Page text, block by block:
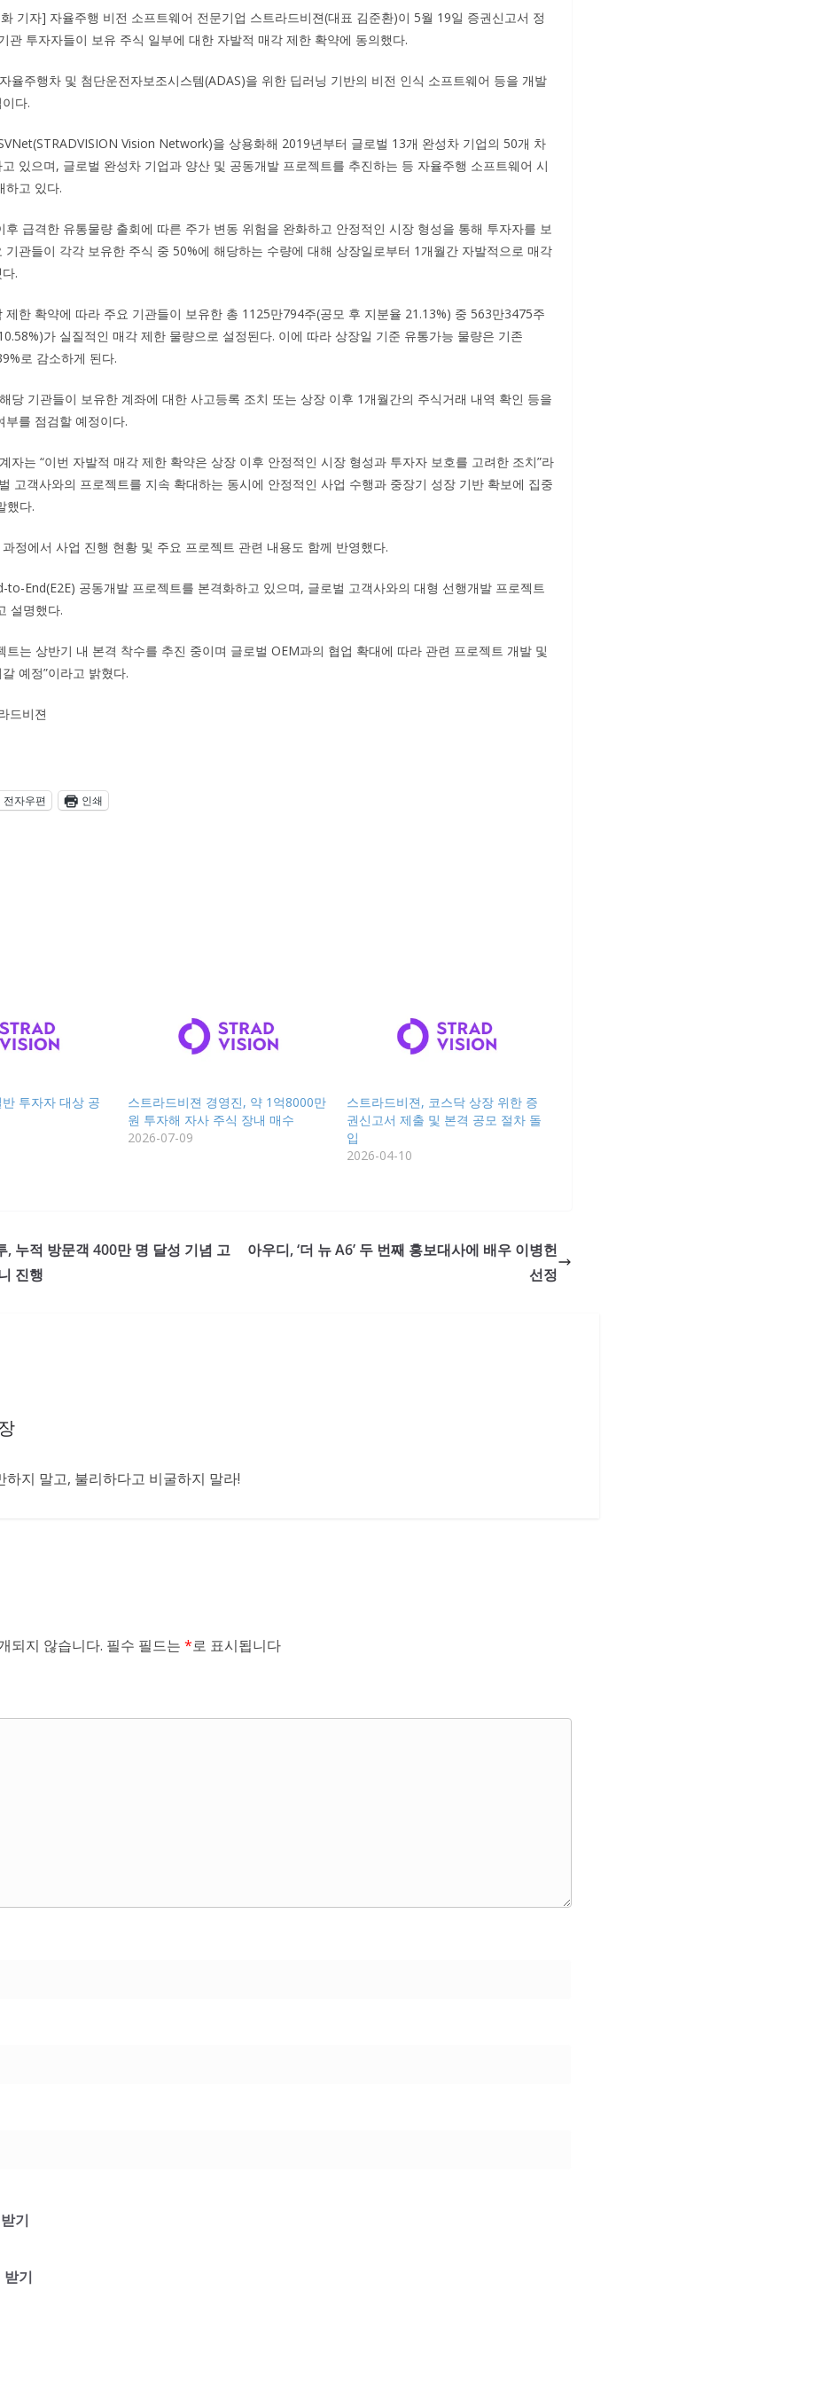
기자] 자율주행 비전 소프트웨어 전문기업 스트라드비젼(대표 김준환)이 5월 19일 증권신고서 정
관 투자자들이 보유 주식 일부에 대한 자발적 매각 제한 확약에 동의했다.
율주행차 및 첨단운전자보조시스템(ADAS)을 위한 딥러닝 기반의 비전 인식 소프트웨어 등을 개발
다.
Vision Network)을 상용화해 2019년부터 글로벌 13개 완성차 기업의 50개 차
있으며, 글로벌 완성차 기업과 양산 및 공동개발 프로젝트를 추진하는 등 자율주행 소프트웨어 시
하고 있다.
후 급격한 유통물량 출회에 따른 주가 변동 위험을 완화하고 안정적인 시장 형성을 통해 투자자를 보
기관들이 각각 보유한 주식 중 50%에 해당하는 수량에 대해 상장일로부터 1개월간 자발적으로 매각
.
제한 확약에 따라 주요 기관들이 보유한 총 1125만794주(공모 후 지분율 21.13%) 중 563만3475주
가 실질적인 매각 제한 물량으로 설정된다. 이에 따라 상장일 기준 유통가능 물량은 기존
로 감소하게 된다.
당 기관들이 보유한 계좌에 대한 사고등록 조치 또는 상장 이후 1개월간의 주식거래 내역 확인 등을
부를 점검할 예정이다.
자는 “이번 자발적 매각 제한 확약은 상장 이후 안정적인 시장 형성과 투자자 보호를 고려한 조치”라
고객사와의 프로젝트를 지속 확대하는 동시에 안정적인 사업 수행과 중장기 성장 기반 확보에 집중
했다.
정에서 사업 진행 현황 및 주요 프로젝트 관련 내용도 함께 반영했다.
to-End(E2E) 공동개발 프로젝트를 본격화하고 있으며, 글로벌 고객사와의 대형 선행개발 프로젝트
설명했다.
트는 상반기 내 본격 착수를 추진 중이며 글로벌 OEM과의 협업 확대에 따라 관련 프로젝트 개발 및
예정”이라고 밝혔다.
드비젼
전자우편
인쇄
투자자 대상 공
스트라드비젼 경영진, 약 1억8000만
원 투자해 자사 주식 장내 매수
2026-07-09
스트라드비젼, 코스닥 상장 위한 증
권신고서 제출 및 본격 공모 절차 돌
입
2026-04-10
, 누적 방문객 400만 명 달성 기념 고
진행
아우디, ‘더 뉴 A6’ 두 번째 홍보대사에 배우 이병헌
선정
하지 말고, 불리하다고 비굴하지 말라!
되지 않습니다. 필수 필드는 *로 표시됩니다
기
기